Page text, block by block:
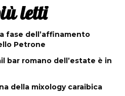
letti
fase dell’affinamento
Petrone
bar romano dell’estate è in
della mixology caraibica